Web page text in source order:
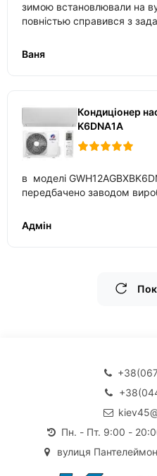
зимою встановлювали на
повністью справився з
температури
Ваня
Кондиціонер
K6DNA1A
в моделі
передбачено заводом
Адмін
Пн. - Пт. 9:00 -
вулиця